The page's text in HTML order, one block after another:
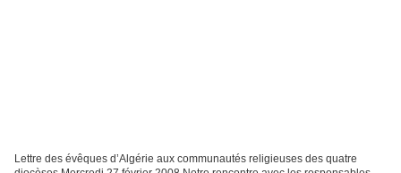
Lettre des évêques d’Algérie aux communautés religieuses des quatre